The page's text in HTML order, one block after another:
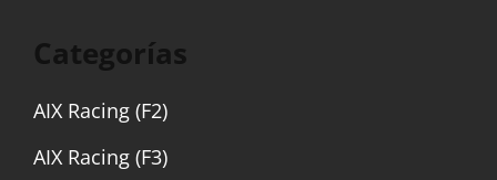
Categorías
AIX Racing (F2)
AIX Racing (F3)